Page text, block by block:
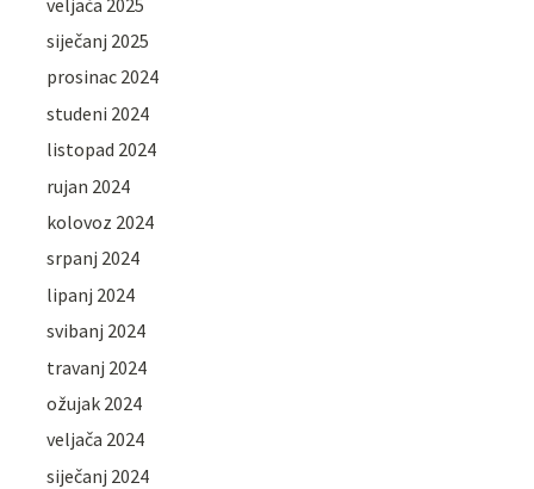
siječanj 2025
prosinac 2024
studeni 2024
listopad 2024
rujan 2024
kolovoz 2024
srpanj 2024
lipanj 2024
svibanj 2024
travanj 2024
ožujak 2024
veljača 2024
siječanj 2024